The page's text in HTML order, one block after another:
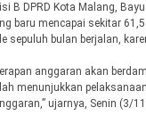
B DPRD Kota Malang,
baru mencapai sekitar
sepuluh bulan berjalan,
anggaran akan
menunjukkan
ujarnya, Senin (3/